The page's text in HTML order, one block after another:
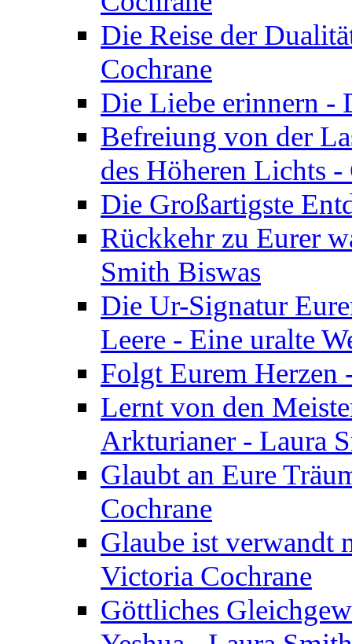
Die Reise der
Cochrane
Die Liebe erinnern -
Befreiung von der
des Höheren Lichts
Die Großartigste
Rückkehr zu Eurer
Smith Biswas
Die Ur-Signatur
Leere - Eine uralte
Folgt Eurem
Lernt von den
Arkturianer - Laura
Glaubt an Eure
Cochrane
Glaube ist verwandt
Victoria Cochrane
Göttliches